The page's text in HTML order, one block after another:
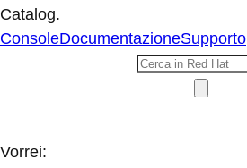
Catalog.
ConsoleDocumentazioneSupporto
Vorrei: